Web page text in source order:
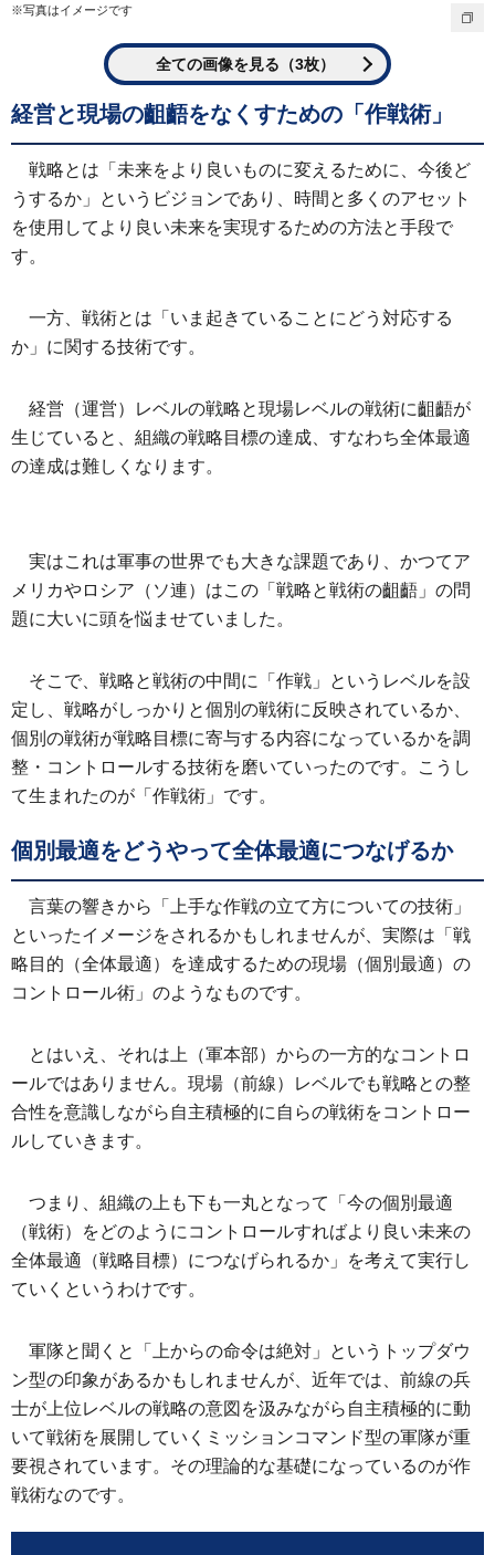
※写真はイメージです
全ての画像を見る（3枚）
経営と現場の齟齬をなくすための「作戦術」
戦略とは「未来をより良いものに変えるために、今後ど
うするか」というビジョンであり、時間と多くのアセット
を使用してより良い未来を実現するための方法と手段で
す。
一方、戦術とは「いま起きていることにどう対応する
か」に関する技術です。
経営（運営）レベルの戦略と現場レベルの戦術に齟齬が
生じていると、組織の戦略目標の達成、すなわち全体最適
の達成は難しくなります。
実はこれは軍事の世界でも大きな課題であり、かつてア
メリカやロシア（ソ連）はこの「戦略と戦術の齟齬」の問
題に大いに頭を悩ませていました。
そこで、戦略と戦術の中間に「作戦」というレベルを設
定し、戦略がしっかりと個別の戦術に反映されているか、
個別の戦術が戦略目標に寄与する内容になっているかを調
整・コントロールする技術を磨いていったのです。こうし
て生まれたのが「作戦術」です。
個別最適をどうやって全体最適につなげるか
言葉の響きから「上手な作戦の立て方についての技術」
といったイメージをされるかもしれませんが、実際は「戦
略目的（全体最適）を達成するための現場（個別最適）の
コントロール術」のようなものです。
とはいえ、それは上（軍本部）からの一方的なコントロ
ールではありません。現場（前線）レベルでも戦略との整
合性を意識しながら自主積極的に自らの戦術をコントロー
ルしていきます。
つまり、組織の上も下も一丸となって「今の個別最適
（戦術）をどのようにコントロールすればより良い未来の
全体最適（戦略目標）につなげられるか」を考えて実行し
ていくというわけです。
軍隊と聞くと「上からの命令は絶対」というトップダウ
ン型の印象があるかもしれませんが、近年では、前線の兵
士が上位レベルの戦略の意図を汲みながら自主積極的に動
いて戦術を展開していくミッションコマンド型の軍隊が重
要視されています。その理論的な基礎になっているのが作
戦術なのです。